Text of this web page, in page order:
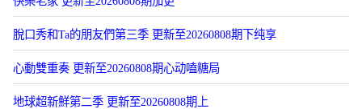
脫口秀和Ta的朋友們第三季 更新至20260808期下纯享
心動雙重奏 更新至20260808期心动嗑糖局
地球超新鮮第二季 更新至20260808期上